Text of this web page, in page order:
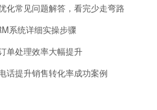
化常见问题解答，看完少走弯路
系统详细实操步骤
单处理效率大幅提升
话提升销售转化率成功案例